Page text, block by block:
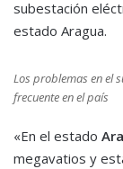
subestación
estado Aragua.
Los problemas en el
frecuente en el país
«En el estado
megavatios y